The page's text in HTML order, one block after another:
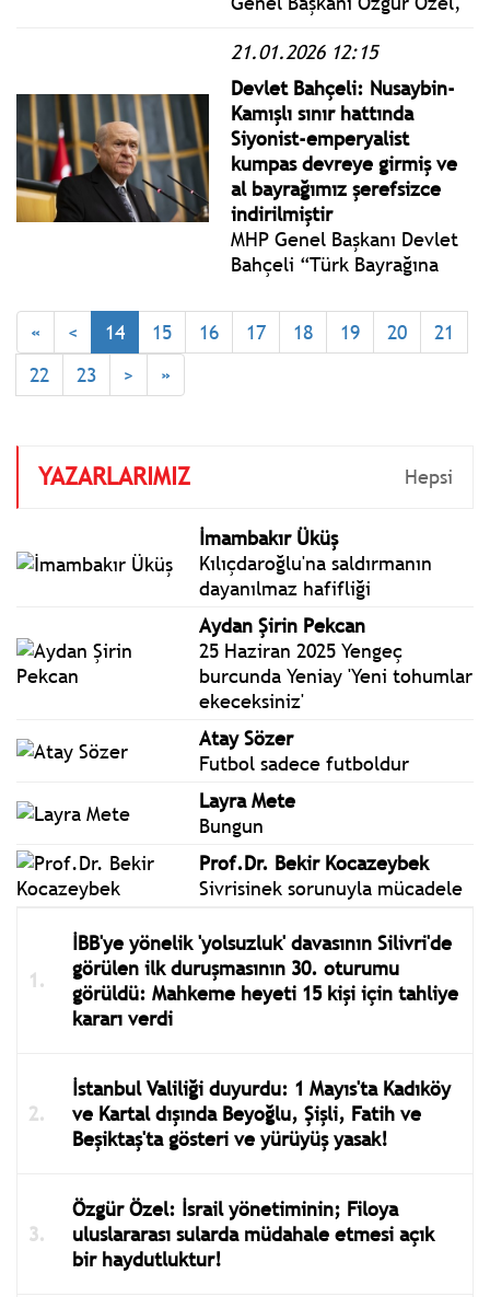
gerçekleştirilen Millet
İradesine Sahip Çıkıyor
Mitingi’ne katıldı. Özel:
Düş milletin yakasından.
Getir sandığı. Millet senden
zam değil, sandık bekliyor.
21.01.2026 12:15
Devlet Bahçeli: Nusaybin-
Kamışlı sınır hattında
Siyonist-emperyalist
kumpas devreye girmiş ve
al bayrağımız şerefsizce
indirilmiştir
MHP Genel Başkanı Devlet
Bahçeli “Türk Bayrağına
başlığı ile bir açıklama
yaptı. Bahçeli: DEM Parti
« < 14 15 16 17 18 19 20
21
22
23 > »
YAZARLARIMIZ Hepsi
İmambakır Üküş
Kılıçdaroğlu'na saldırmanın
dayanılmaz hafifliği
Aydan Şirin Pekcan
25 Haziran 2025 Yengeç
burcunda Yeniay 'Yeni tohumlar
ekeceksiniz'
Atay Sözer
Futbol sadece futboldur
Layra Mete
Bungun
Prof.Dr. Bekir Kocazeybek
Sivrisinek sorunuyla mücadele
İBB'ye yönelik 'yolsuzluk' davasının Silivri'de
görülen ilk duruşmasının 30. oturumu
görüldü: Mahkeme heyeti 15 kişi için tahliye
kararı verdi
İstanbul Valiliği duyurdu: 1 Mayıs'ta Kadıköy
ve Kartal dışında Beyoğlu, Şişli, Fatih ve
Beşiktaş'ta gösteri ve yürüyüş yasak!
Özgür Özel: İsrail yönetiminin; Filoya
uluslararası sularda müdahale etmesi açık
bir haydutluktur!